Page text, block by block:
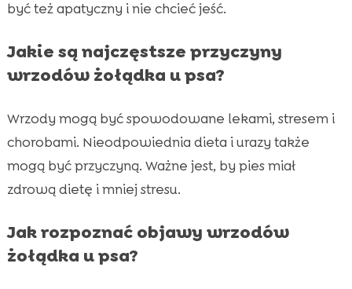
być też apatyczny i nie chcieć jeść.
Jakie są najczęstsze przyczyny
wrzodów żołądka u psa?
Wrzody mogą być spowodowane lekami, stresem i
chorobami. Nieodpowiednia dieta i urazy także
mogą być przyczyną. Ważne jest, by pies miał
zdrową dietę i mniej stresu.
Jak rozpoznać objawy wrzodów
żołądka u psa?